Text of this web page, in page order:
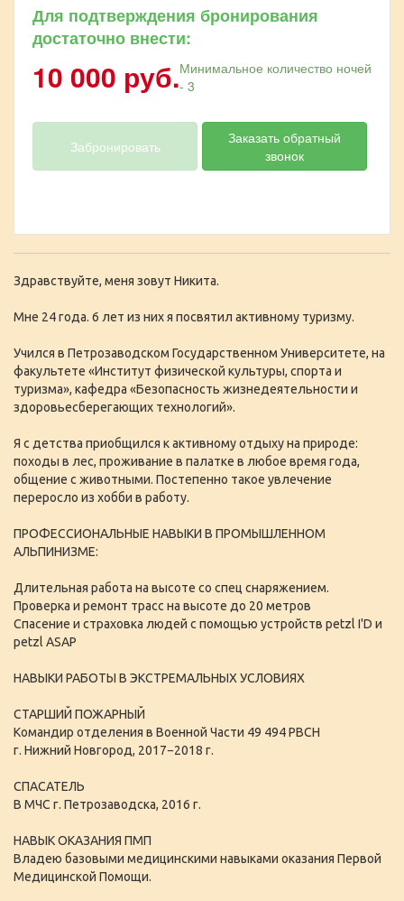
Для подтверждения бронирования
достаточно внести:
10 000 руб.Минимальное количество ночей
- 3
Забронировать
Заказать обратный
звонок
Здравствуйте, меня зовут Никита.
Мне 24 года. 6 лет из них я посвятил активному туризму.
Учился в Петрозаводском Государственном Университете, на
факультете «Институт физической культуры, спорта и
туризма», кафедра «Безопасность жизнедеятельности и
здоровьесберегающих технологий».
Я с детства приобщился к активному отдыху на природе:
походы в лес, проживание в палатке в любое время года,
общение с животными. Постепенно такое увлечение
переросло из хобби в работу.
ПРОФЕССИОНАЛЬНЫЕ НАВЫКИ В ПРОМЫШЛЕННОМ
АЛЬПИНИЗМЕ:
Длительная работа на высоте со спец снаряжением.
Проверка и ремонт трасс на высоте до 20 метров
Cпасение и страховка людей с помощью устройств petzl I'D и
petzl ASAP
НАВЫКИ РАБОТЫ В ЭКСТРЕМАЛЬНЫХ УСЛОВИЯХ
СТАРШИЙ ПОЖАРНЫЙ
Командир отделения в Военной Части 49 494 РВСН
г. Нижний Новгород, 2017−2018 г.
СПАСАТЕЛЬ
В МЧС г. Петрозаводска, 2016 г.
НАВЫК ОКАЗАНИЯ ПМП
Владею базовыми медицинскими навыками оказания Первой
Медицинской Помощи.